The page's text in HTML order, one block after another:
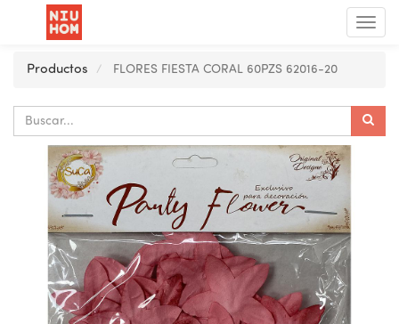
Menú
de
Productos
FLORES FIESTA CORAL 60PZS 62016-20